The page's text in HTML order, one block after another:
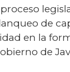
de
en la
de